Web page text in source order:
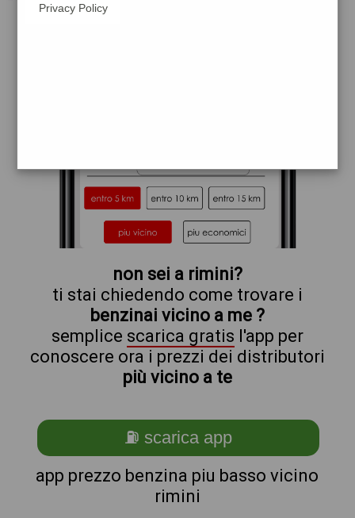
non sei a rimini?
ti stai chiedendo come trovare i
benzinai vicino a me ?
semplice scarica gratis l'app per
conoscere ora i prezzi dei distributori
più vicino a te
⛽ scarica app
app prezzo benzina piu basso vicino
rimini
Privacy Policy